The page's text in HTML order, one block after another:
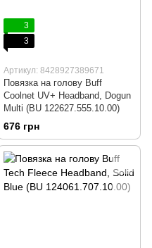
3
3
Артикул: 8428927389671
Повязка на голову Buff
Coolnet UV+ Headband, Dogun
Multi (BU 122627.555.10.00)
676 грн